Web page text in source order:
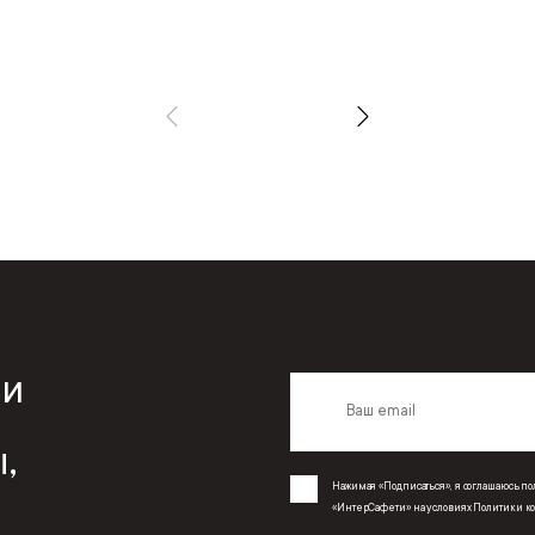
Нажимая «Подписаться», я соглашаюсь
«ИнтерСафети» на условиях Политики